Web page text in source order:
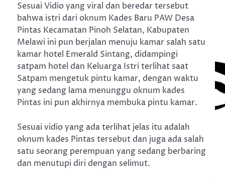
Sesuai Vidio yang viral dan beredar tersebut
bahwa istri dari oknum Kades Baru PAW Desa
Pintas Kecamatan Pinoh Selatan, Kabupaten
Melawi ini pun berjalan menuju kamar salah satu
kamar hotel Emerald Sintang, didampingi
satpam hotel dan Keluarga Istri terlihat saat
Satpam mengetuk pintu kamar, dengan waktu
yang sedang lama menunggu oknum kades
Pintas ini pun akhirnya membuka pintu kamar.
Sesuai vidio yang ada terlihat jelas itu adalah
oknum kades Pintas tersebut dan juga ada salah
satu seorang perempuan yang sedang berbaring
dan menutupi diri dengan selimut.